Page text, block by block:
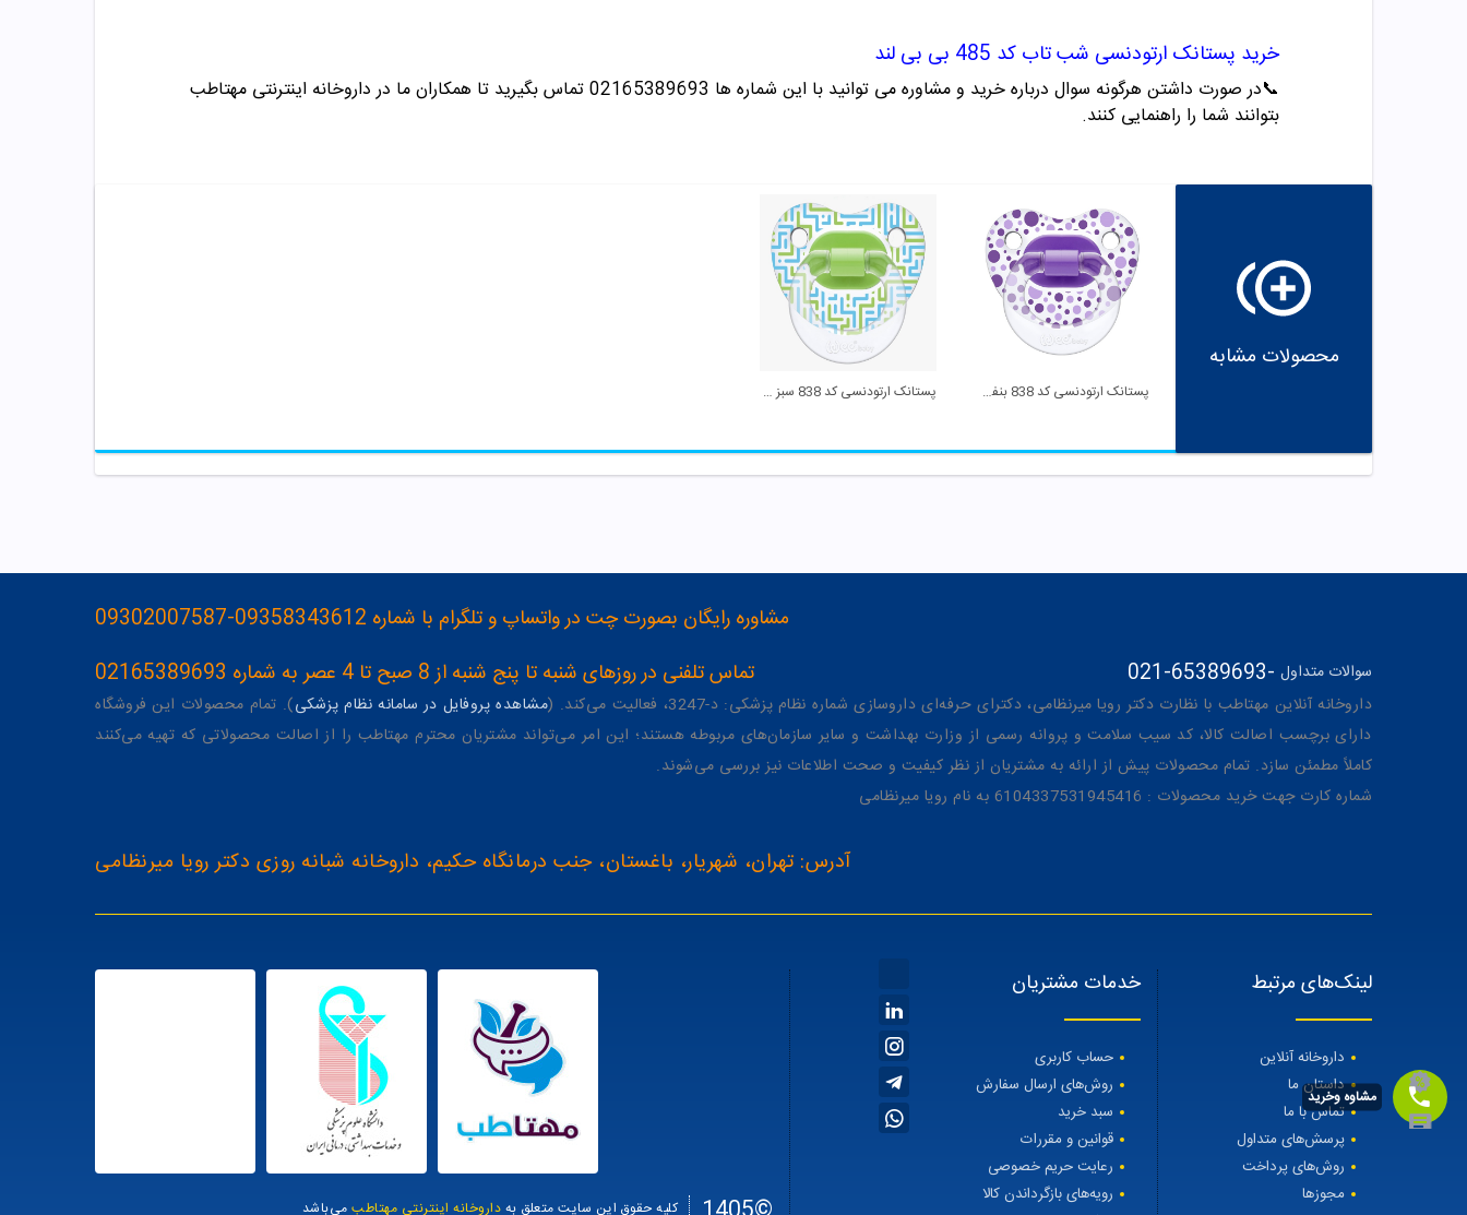
خرید پستانک ارتودنسی شب تاب کد 485 بی بی لند
📞در صورت داشتن هرگونه سوال درباره خرید و مشاوره می توانید با این شماره ها 02165389693
تماس بگیرید تا همکاران ما در داروخانه اینترنتی مهتاطب
بتوانند شما را راهنمایی کنند.
محصولات مشابه
پستانک ارتودنسی کد 838 بنفش وی بیبی پستانک ارتودنسی کد 838 سبز وی بیبی
مشاوره رایگان بصورت چت در واتساپ و تلگرام با شماره 09358343612-09302007587
تماس تلفنی در روزهای شنبه تا پنج شنبه از 8 صبح تا 4 عصر به شماره 02165389693
021-65389693 سوالات متداول -
داروخانه آنلاین مهتاطب با نظارت دکتر رویا میرنظامی، دکترای حرفه‌ای داروسازی شماره نظام پزشکی: د-3247، فعالیت می‌کند. ( مشاهده پروفایل در سامانه نظام پزشکی). تمام محصولات این فروشگاه
دارای برچسب اصالت کالا، کد سیب سلامت و پروانه رسمی از وزارت بهداشت و سایر سازمان‌های مربوطه هستند؛ این امر می‌تواند مشتریان محترم مهتاطب را از اصالت محصولاتی که تهیه می‌کنند
کاملاً مطمئن سازد. تمام محصولات پیش از ارائه به مشتریان از نظر کیفیت و صحت اطلاعات نیز بررسی می‌شوند.
شماره کارت جهت خرید محصولات : 6104337531945416 به نام رویا میرنظامی
آدرس: تهران، شهریار، باغستان، جنب درمانگاه حکیم، داروخانه شبانه روزی دکتر رویا میرنظامی
لینک‌های مرتبط
داروخانه آنلاین
داستان ما
تماس با ما
پرسش‌های متداول
روش‌های پرداخت
مجوزها
خدمات مشتریان
حساب کاربری
روش‌های ارسال سفارش
سبد خرید
قوانین و مقررات
رعایت حریم خصوصی
رویه‌های بازگرداندن کالا
کلیه حقوق این سایت متعلق به داروخانه اینترنتی مهتاطب می‌باشد
مشاوه وخرید